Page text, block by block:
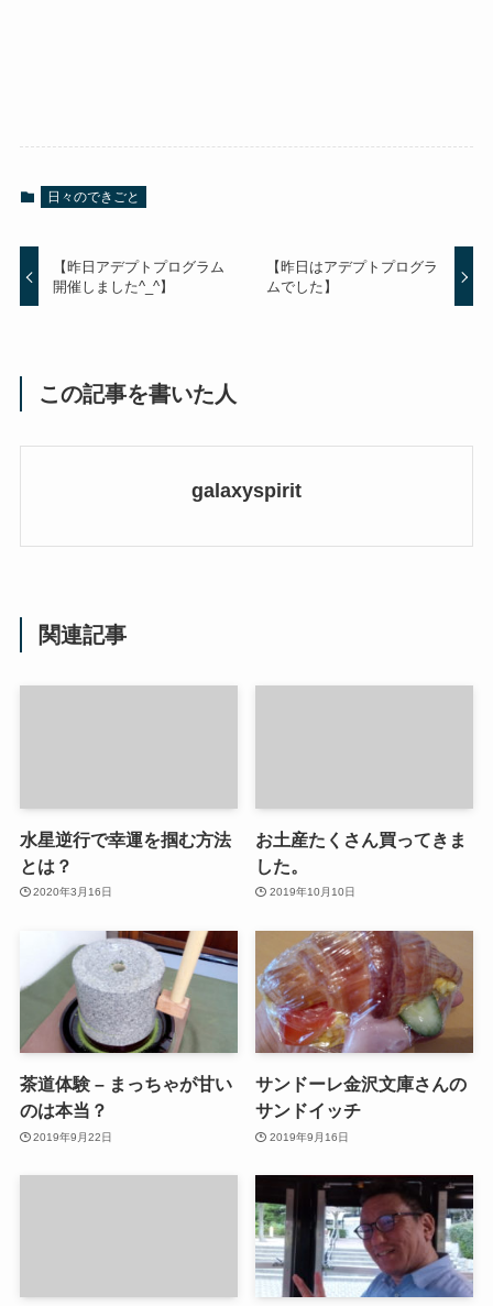
日々のできごと
【昨日アデプトプログラム
開催しました^_^】
【昨日はアデプトプログラ
ムでした】
この記事を書いた人
galaxyspirit
関連記事
水星逆行で幸運を掴む方法
とは？
2020年3月16日
お土産たくさん買ってきま
した。
2019年10月10日
茶道体験 – まっちゃが甘い
のは本当？
2019年9月22日
サンドーレ金沢文庫さんの
サンドイッチ
2019年9月16日